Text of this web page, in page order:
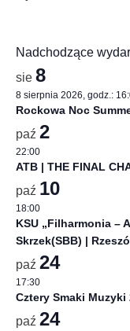
Nadchodzące
sie 8
8 sierpnia 2026, godz.:
Rockowa Noc
paź 2
22:00
ATB | THE FINAL
paź 10
18:00
KSU „Filharmonia –
Skrzek(SBB) |
paź 24
17:30
Cztery Smaki Muzyki
paź 24